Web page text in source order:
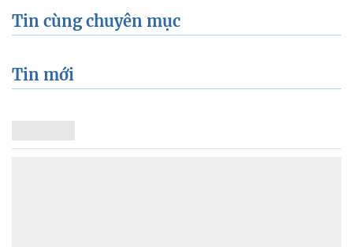
Tin cùng chuyên mục
Tin mới